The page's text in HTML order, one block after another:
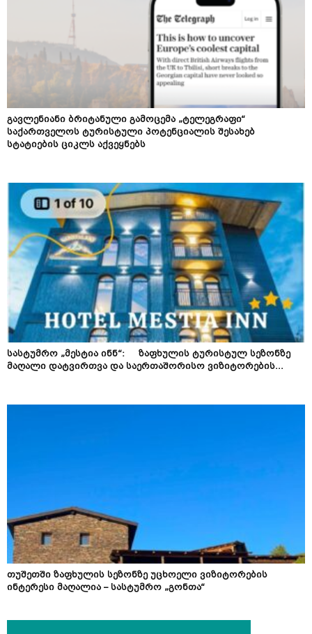
გავლენიანი ბრიტანული გამოცემა „ტელეგრაფი“
საქართველოს ტურისტული პოტენციალის შესახებ
სტატიების ციკლს აქვეყნებს
სასტუმრო „მესტია ინნ“: ზაფხულის ტურისტულ სეზონზე
მაღალი დატვირთვა და საერთაშორისო ვიზიტორების...
თუშეთში ზაფხულის სეზონზე უცხოელი ვიზიტორების
ინტერესი მაღალია – სასტუმრო „გონთა“